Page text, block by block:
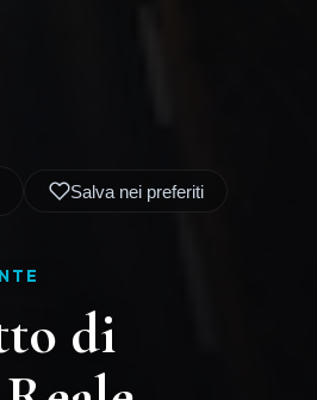
Salva nei preferiti
di